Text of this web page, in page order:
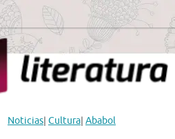
Noticias| Cultura| Ababol